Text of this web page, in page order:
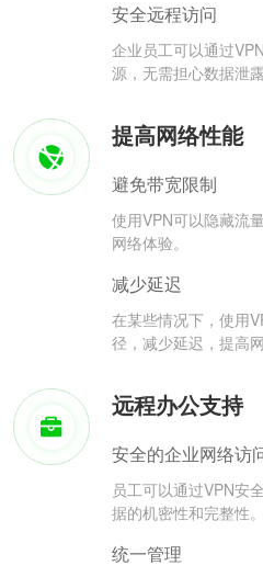
安全远程访问
企业员工可以通过
源，无需担心数据泄露
提高网络性能
避免带宽限制
使用VPN可以隐藏流
网络体验。
减少延迟
在某些情况下，使用
径，减少延迟，提高网
远程办公支持
安全的企业网络访
员工可以通过VPN安
据的机密性和完整性。
统一管理